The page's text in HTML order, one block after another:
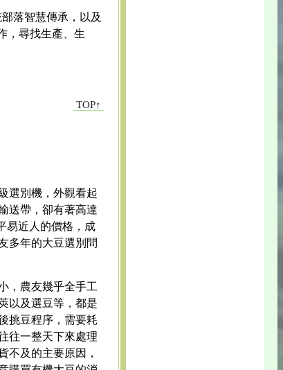
落智慧傳承，以及
，尋找生產、生
TOP↑
選別機，外觀看起
送帶，卻有著高達
易近人的價格，成
多年的大豆選別問
，農友幾乎全手工
以及選豆等，都是
挑豆程序，需要耗
往一整天下來處理
不及的主要原因，